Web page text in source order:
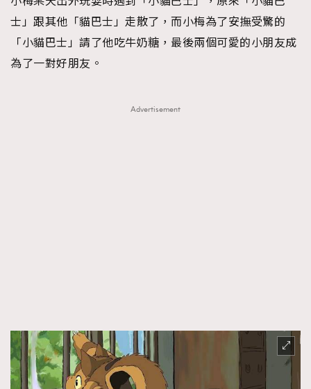
士」跟其他「貓巴士」走散了，而小梅為了安撫受驚的
「小貓巴士」請了他吃牛奶糖，最後兩個可愛的小朋友成
為了一對好朋友。
Advertisement